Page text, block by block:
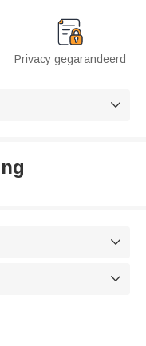
Privacy gegarandeerd


